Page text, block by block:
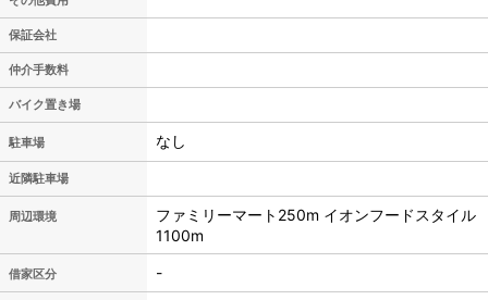
保証会社
仲介手数料
バイク置き場
駐車場 なし
近隣駐車場
周辺環境
ファミリーマート250m イオンフードスタイル
1100m
借家区分 -